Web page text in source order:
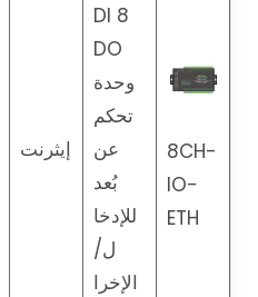
8CH-
IO-
ETH
DI 8
DO
وحدة
تحكم
عن
بُعد
للإدخا
ل/
الإخرا
إيثرنت